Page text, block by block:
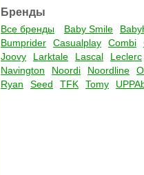
Бренды
Все бренды Baby Smile
Bumprider
Casualplay Combi
Joovy
Larktale Lascal
Leclerc
Navington
Noordi Noordline
Ryan
Seed TFK Tomy